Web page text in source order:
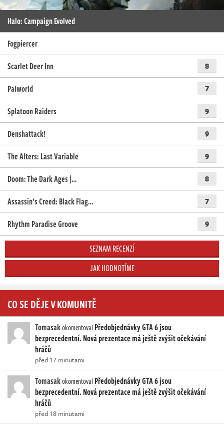
Halo: Campaign Evolved
Fogpiercer
Scarlet Deer Inn
8
Palworld 7
Splatoon Raiders 9
Denshattack! 9
The Alters: Last Variable 9
Doom: The Dark Ages |… 8
Assassin’s Creed: Black Flag… 7
Rhythm Paradise Groove 9
SEZNAM RECENZÍ
JAK HODNOTÍME
CO SE DĚJE V KOMUNITĚ
Tomasakokomentoval Předobjednávky GTA 6 jsou
bezprecedentní. Nová prezentace má ještě zvýšit očekávání
hráčů
před 17 minutami
Tomasakokomentoval Předobjednávky GTA 6 jsou
bezprecedentní. Nová prezentace má ještě zvýšit očekávání
hráčů
před 18 minutami